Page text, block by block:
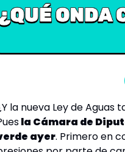
la nueva Ley de Aguas
la Cámara de
ayer. Primero en